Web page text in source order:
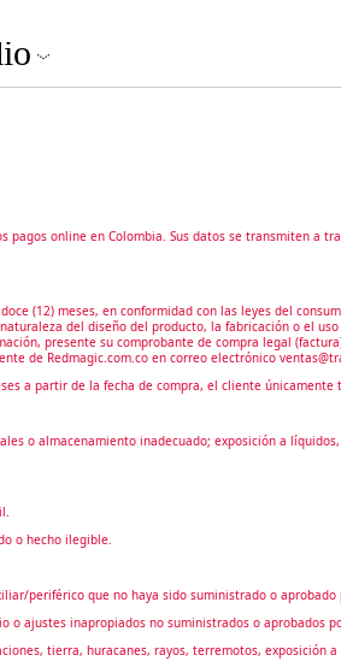
online en Colombia. Sus datos se transmiten a
(12) meses, en conformidad con las leyes del
del diseño del producto, la fabricación o el
presente su comprobante de compra legal
de Redmagic.com.co en correo electrónico
a partir de la fecha de compra, el cliente únicamente
o almacenamiento inadecuado; exposición a
o hecho ilegible.
periférico que no haya sido suministrado o aprobado
ajustes inapropiados no suministrados o aprobados
tierra, huracanes, rayos, terremotos, exposición